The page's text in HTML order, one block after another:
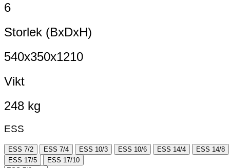
6
Storlek (BxDxH)
540x350x1210
Vikt
248 kg
ESS
ESS 7/2 ESS 7/4 ESS 10/3 ESS 10/6 ESS 14/4
ESS 14/8
ESS 17/5
ESS 17/10